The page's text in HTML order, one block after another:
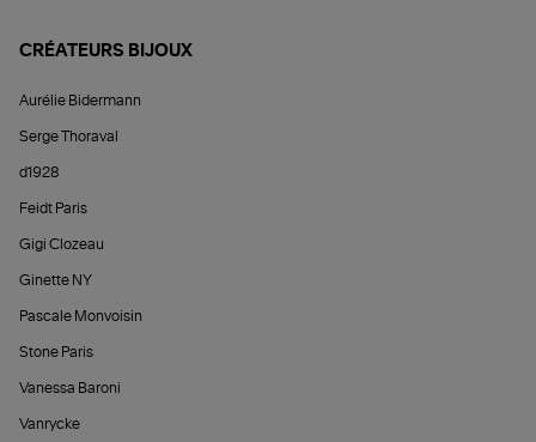
CRÉATEURS BIJOUX
Aurélie Bidermann
Serge Thoraval
d1928
Feidt Paris
Gigi Clozeau
Ginette NY
Pascale Monvoisin
Stone Paris
Vanessa Baroni
Vanrycke